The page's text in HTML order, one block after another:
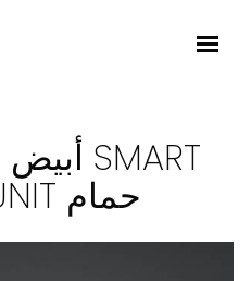
TOILET UNIT حمام